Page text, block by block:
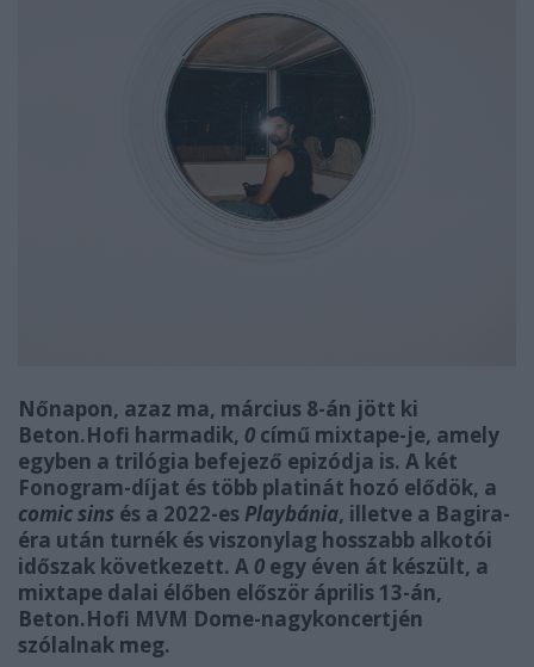
Nőnapon, azaz ma, március 8-án jött ki
Beton.Hofi harmadik, 0 című mixtape-je, amely
egyben a trilógia befejező epizódja is. A két
Fonogram-díjat és több platinát hozó elődök, a
comic sins és a 2022-esPlaybánia, illetve a Bagira-
éra után turnék és viszonylag hosszabb alkotói
időszak következett. A 0 egy éven át készült, a
mixtape dalai élőben először április 13-án,
Beton.Hofi MVM Dome-nagykoncertjén
szólalnak meg.